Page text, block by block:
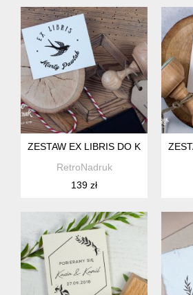
ZESTAW EX LIBRIS DO KSIĄŻEK -
RetroNadruk
139 zł